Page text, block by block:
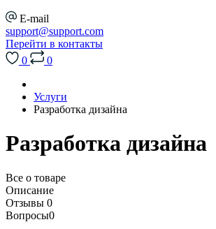
E-mail
support@support.com
Перейти в контакты
0
0
Услуги
Разработка дизайна
Разработка дизайна
Все о товаре
Описание
Отзывы 0
Вопросы0